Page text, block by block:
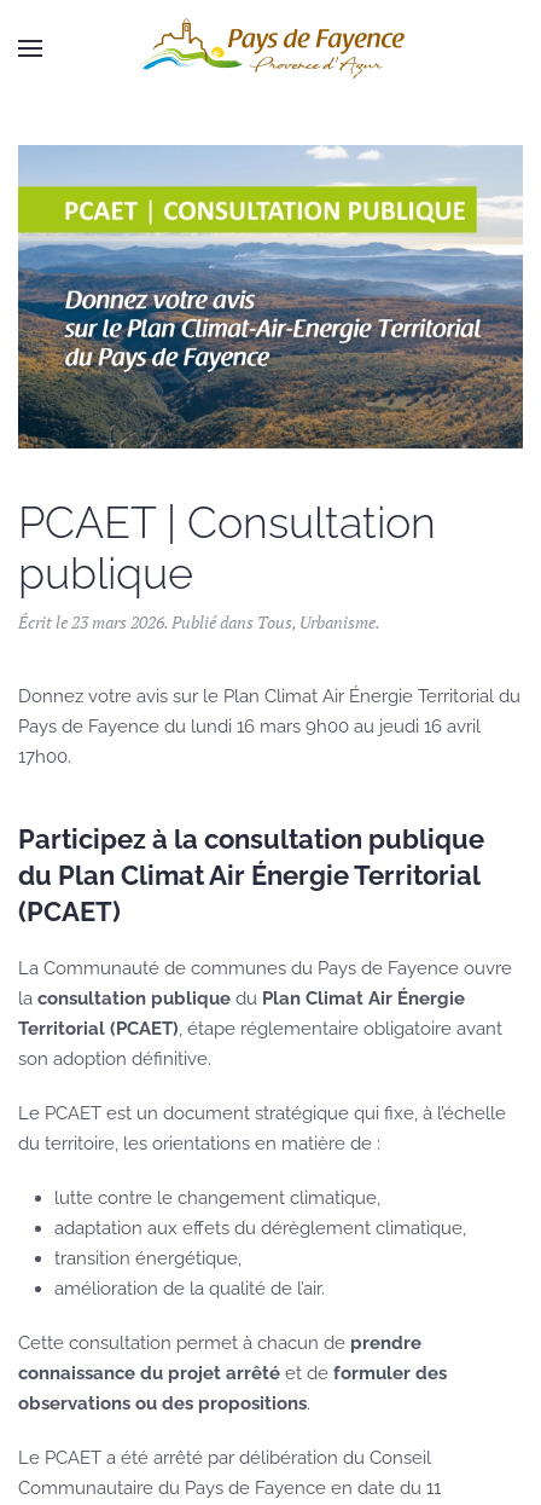
Skip to main content
PCAET | Consultation
publique
Écrit le23 mars 2026. Publié dans Tous, Urbanisme.
Donnez votre avis sur le Plan Climat Air Énergie Territorial du
Pays de Fayence du lundi 16 mars 9h00 au jeudi 16 avril
17h00.
Participez à la consultation publique
du Plan Climat Air Énergie Territorial
(PCAET)
La Communauté de communes du Pays de Fayence ouvre
la consultation publique du Plan Climat Air Énergie
Territorial (PCAET), étape réglementaire obligatoire avant
son adoption définitive.
Le PCAET est un document stratégique qui fixe, à l’échelle
du territoire, les orientations en matière de :
lutte contre le changement climatique,
adaptation aux effets du dérèglement climatique,
transition énergétique,
amélioration de la qualité de l’air.
Cette consultation permet à chacun de prendre
connaissance du projet arrêté et de formuler des
observations ou des propositions.
Le PCAET a été arrêté par délibération du Conseil
Communautaire du Pays de Fayence en date du 11